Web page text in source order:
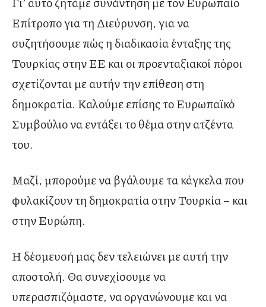
Επίτροπο για τη Διεύρυνση, για να
συζητήσουμε πώς η διαδικασία ένταξης της
Τουρκίας στην ΕΕ και οι προενταξιακοί πόροι
σχετίζονται με αυτήν την επίθεση στη
δημοκρατία. Καλούμε επίσης το Ευρωπαϊκό
Συμβούλιο να εντάξει το θέμα στην ατζέντα
του.
Μαζί, μπορούμε να βγάλουμε τα κάγκελα που
φυλακίζουν τη δημοκρατία στην Τουρκία – και
στην Ευρώπη.
Η δέσμευσή μας δεν τελειώνει με αυτή την
αποστολή. Θα συνεχίσουμε να
υπερασπιζόμαστε, να οργανώνουμε και να